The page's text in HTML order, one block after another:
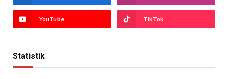
YouTube TikTok
Statistik